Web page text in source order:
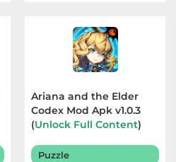
Ariana and the Elder
Codex Mod Apk v1.0.3
(Unlock Full Content)
Puzzle